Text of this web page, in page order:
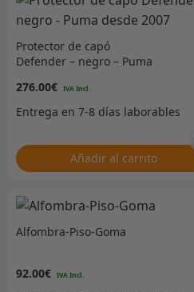
Protector de capó
Defender – negro – Puma
276.00€
Añadir al carrito
Alfombra-Piso-Goma
92.00€